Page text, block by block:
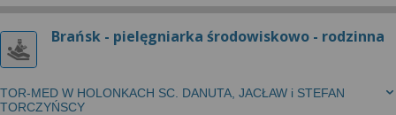
Brańsk - pielęgniarka środowiskowo - rodzinna
TOR-MED W HOLONKACH SC. DANUTA, JACŁAW i STEFAN
TORCZYŃSCY